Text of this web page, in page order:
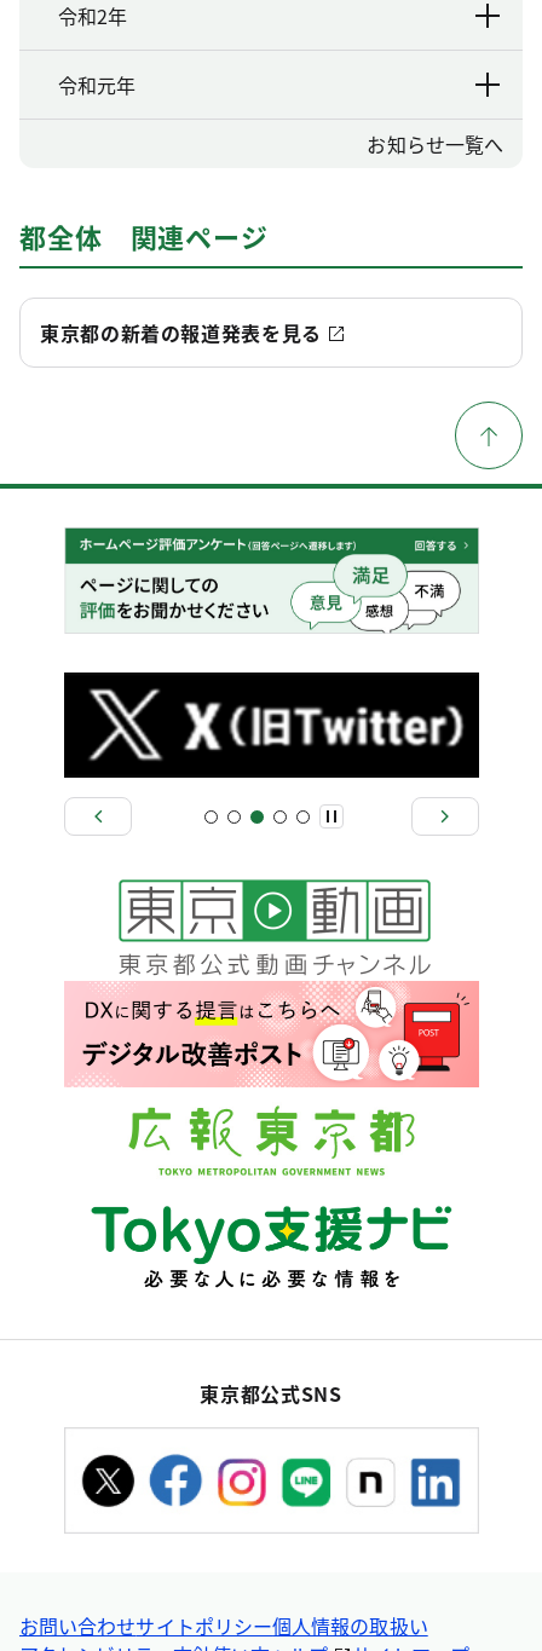
令和2年
令和元年
お知らせ一覧へ
都全体 関連ページ
東京都の新着の報道発表を見る
東京都公式SNS
お問い合わせサイトポリシー個人情報の取扱い